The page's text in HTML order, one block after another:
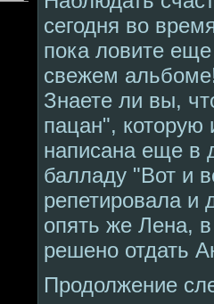
сегодня во
пока ловите
свежем
Знаете ли вы,
пацан", которую
написана еще в
балладу "Вот и
репетировала и
опять же Лена,
решено отдать
Продолжение